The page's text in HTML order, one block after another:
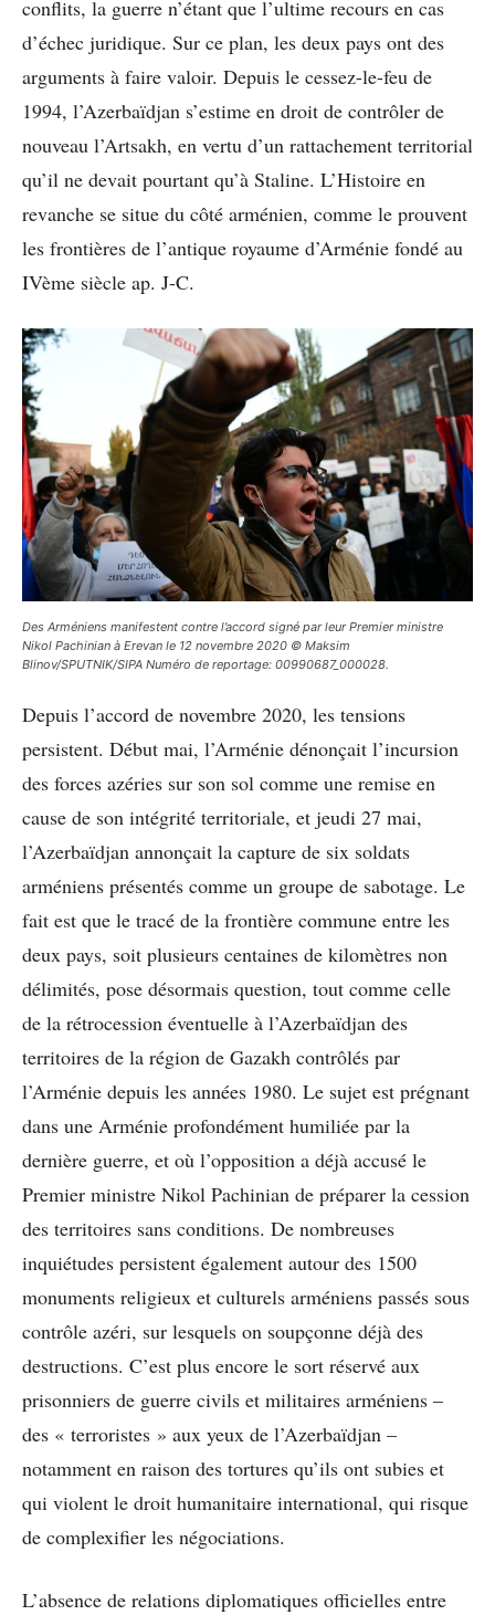
conflits, la guerre n’étant que l’ultime recours en cas
d’échec juridique. Sur ce plan, les deux pays ont des
arguments à faire valoir. Depuis le cessez-le-feu de
1994, l’Azerbaïdjan s’estime en droit de contrôler de
nouveau l’Artsakh, en vertu d’un rattachement territorial
qu’il ne devait pourtant qu’à Staline. L’Histoire en
revanche se situe du côté arménien, comme le prouvent
les frontières de l’antique royaume d’Arménie fondé au
IVème siècle ap. J-C.
Des Arméniens manifestent contre l’accord signé par leur Premier ministre
Nikol Pachinian à Erevan le 12 novembre 2020 © Maksim
Blinov/SPUTNIK/SIPA Numéro de reportage: 00990687_000028.
Depuis l’accord de novembre 2020, les tensions
persistent. Début mai, l’Arménie dénonçait l’incursion
des forces azéries sur son sol comme une remise en
cause de son intégrité territoriale, et jeudi 27 mai,
l’Azerbaïdjan annonçait la capture de six soldats
arméniens présentés comme un groupe de sabotage. Le
fait est que le tracé de la frontière commune entre les
deux pays, soit plusieurs centaines de kilomètres non
délimités, pose désormais question, tout comme celle
de la rétrocession éventuelle à l’Azerbaïdjan des
territoires de la région de Gazakh contrôlés par
l’Arménie depuis les années 1980. Le sujet est prégnant
dans une Arménie profondément humiliée par la
dernière guerre, et où l’opposition a déjà accusé le
Premier ministre Nikol Pachinian de préparer la cession
des territoires sans conditions. De nombreuses
inquiétudes persistent également autour des 1500
monuments religieux et culturels arméniens passés sous
contrôle azéri, sur lesquels on soupçonne déjà des
destructions. C’est plus encore le sort réservé aux
prisonniers de guerre civils et militaires arméniens –
des « terroristes » aux yeux de l’Azerbaïdjan –
notamment en raison des tortures qu’ils ont subies et
qui violent le droit humanitaire international, qui risque
de complexifier les négociations.
L’absence de relations diplomatiques officielles entre